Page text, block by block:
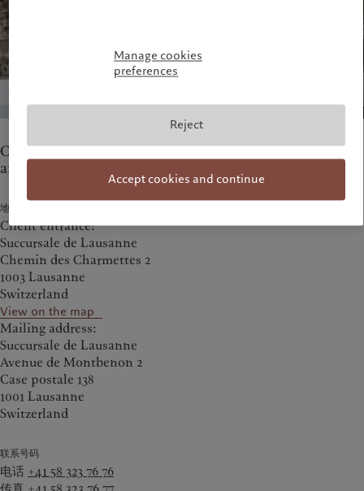
Our teams in Lausanne provide wealth management
and asset servicing.
地址
Client entrance:
Succursale de Lausanne
Chemin des Charmettes 2
1003 Lausanne
Switzerland
View on the map
Mailing address:
Succursale de Lausanne
Avenue de Montbenon 2
Case postale 138
1001 Lausanne
Switzerland
联系号码
电话 +41 58 323 76 76
Manage cookies
preferences
Reject
Accept cookies and continue